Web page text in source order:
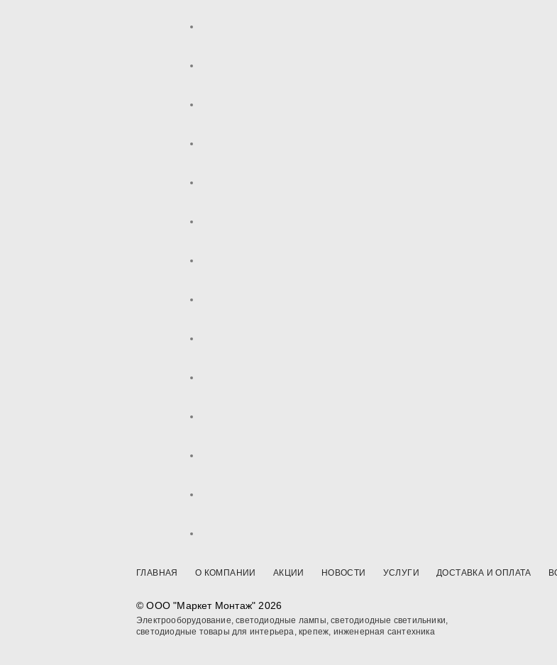
ГЛАВНАЯ О КОМПАНИИ АКЦИИ НОВОСТИ УСЛУГИ ДОСТАВКА И ОПЛАТА
© OOO "Маркет Монтаж" 2026
Электрооборудование, светодиодные лампы, светодиодные светильники,
светодиодные товары для интерьера, крепеж, инженерная сантехника